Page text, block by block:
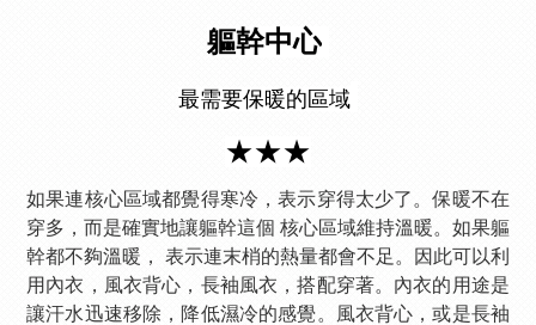
軀幹中心
最需要保暖的區域
★★★
如果連核心區域都覺得寒冷，表示穿得太少了。保暖不在
穿多，而是確實地讓軀幹這個 核心區域維持溫暖。如果軀
幹都不夠溫暖， 表示連末梢的熱量都會不足。因此可以利
用內衣，風衣背心，長袖風衣，搭配穿著。內衣的用途是
讓汗水迅速移除，降低濕冷的感覺。風衣背心，或是長袖